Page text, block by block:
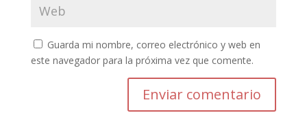
Guarda mi nombre, correo electrónico y web en
este navegador para la próxima vez que comente.
Enviar comentario